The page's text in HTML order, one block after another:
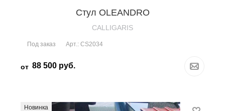
Стул OLEANDRO
CALLIGARIS
Под заказ Арт.: CS2034
от 88 500 руб.
Новинка